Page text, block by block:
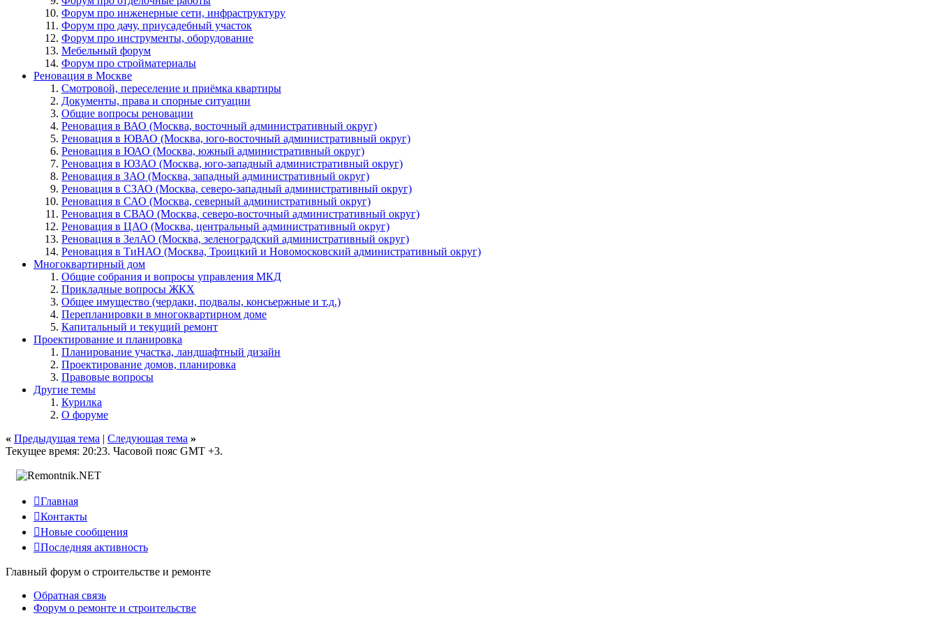
Форум про инженерные сети, инфраструктуру
Форум про дачу, приусадебный участок
Форум про инструменты, оборудование
Мебельный форум
Форум про стройматериалы
Реновация в Москве
Смотровой, переселение и приёмка квартиры
Документы, права и спорные ситуации
Общие вопросы реновации
Реновация в ВАО (Москва, восточный административный округ)
Реновация в ЮВАО (Москва, юго-восточный административный округ)
Реновация в ЮАО (Москва, южный административный округ)
Реновация в ЮЗАО (Москва, юго-западный административный округ)
Реновация в ЗАО (Москва, западный административный округ)
Реновация в СЗАО (Москва, северо-западный административный округ)
Реновация в САО (Москва, северный административный округ)
Реновация в СВАО (Москва, северо-восточный административный округ)
Реновация в ЦАО (Москва, центральный административный округ)
Реновация в ЗелАО (Москва, зеленоградский административный округ)
Реновация в ТиНАО (Москва, Троицкий и Новомосковский административный округ)
Многоквартирный дом
Общие собрания и вопросы управления МКД
Прикладные вопросы ЖКХ
Общее имущество (чердаки, подвалы, консьержные и т.д.)
Перепланировки в многоквартирном доме
Капитальный и текущий ремонт
Проектирование и планировка
Планирование участка, ландшафтный дизайн
Проектирование домов, планировка
Правовые вопросы
Другие темы
Курилка
О форуме
« Предыдущая тема | Следующая тема »
Текущее время: 20:23. Часовой пояс GMT +3.
Главная
Контакты
Новые сообщения
Последняя активность
Главный форум о строительстве и ремонте
Обратная связь
Форум о ремонте и строительстве